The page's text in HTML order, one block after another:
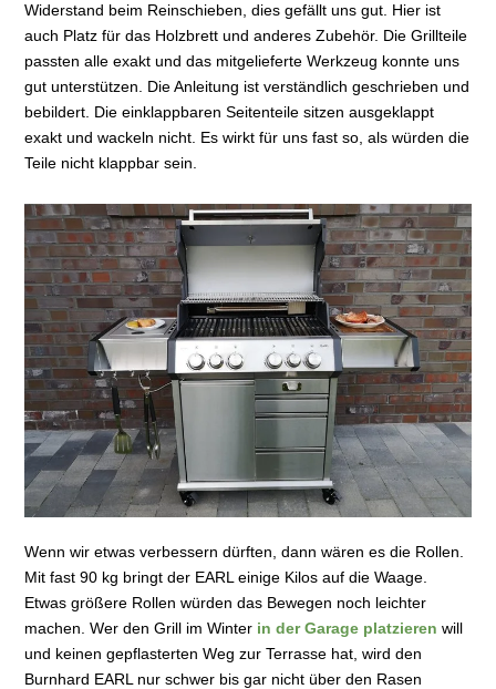
Widerstand beim Reinschieben, dies gefällt uns gut. Hier ist
auch Platz für das Holzbrett und anderes Zubehör. Die Grillteile
passten alle exakt und das mitgelieferte Werkzeug konnte uns
gut unterstützen. Die Anleitung ist verständlich geschrieben und
bebildert. Die einklappbaren Seitenteile sitzen ausgeklappt
exakt und wackeln nicht. Es wirkt für uns fast so, als würden die
Teile nicht klappbar sein.
Wenn wir etwas verbessern dürften, dann wären es die Rollen.
Mit fast 90 kg bringt der EARL einige Kilos auf die Waage.
Etwas größere Rollen würden das Bewegen noch leichter
machen. Wer den Grill im Winter in der Garage platzieren will
und keinen gepflasterten Weg zur Terrasse hat, wird den
Burnhard EARL nur schwer bis gar nicht über den Rasen